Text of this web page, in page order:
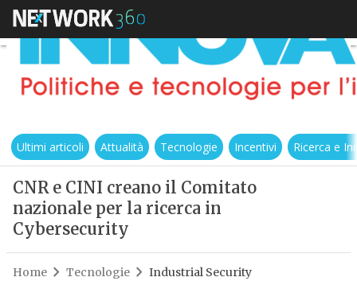
Ultimi articoli Attualità Tecnologie Incentivi Ricerca e
CNR e CINI creano il Comitato
nazionale per la ricerca in
Cybersecurity
Home Tecnologie Industrial Security